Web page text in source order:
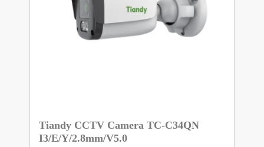
Tiandy CCTV Camera TC-C34QN
I3/E/Y/2.8mm/V5.0